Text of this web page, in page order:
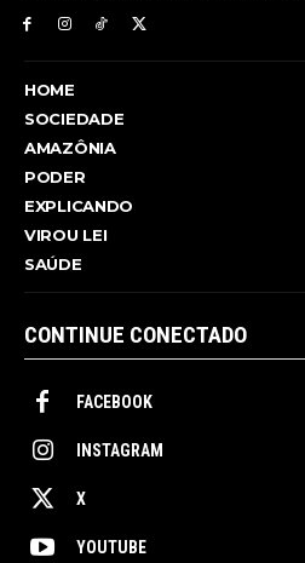
HOME
SOCIEDADE
AMAZÔNIA
PODER
EXPLICANDO
VIROU LEI
SAÚDE
CONTINUE CONECTADO
FACEBOOK
INSTAGRAM
X
YOUTUBE